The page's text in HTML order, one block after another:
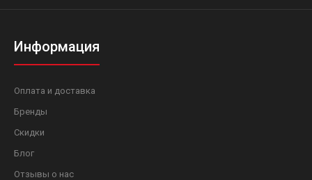
Информация
Оплата и доставка
Бренды
Скидки
Блог
Отзывы о нас